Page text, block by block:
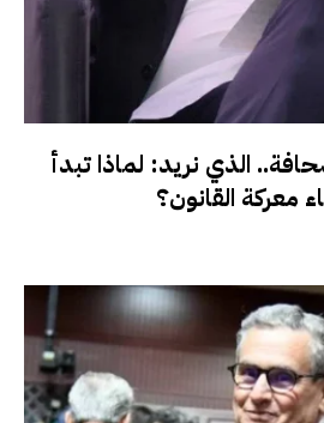
الذي نريد: لماذا تبدأ
معركة القانون؟